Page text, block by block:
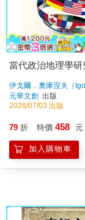
當代政治地理學研
伊戈爾．奧庫涅夫（
Okunev） 著
元華文創 出版
2026/07/03 出版
79 折 特價 458 元
加入購物車